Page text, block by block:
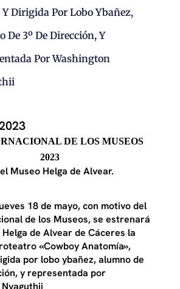
Dirigida Por Lobo Ybañez,
De 3º De Dirección, Y
Por Washington
DE LOS MUSEOS
2023
Museo Helga de Alvear.
18 de mayo, con motivo del
de los Museos, se estrenará
de Alvear de Cáceres la
«Cowboy Anatomía»,
por lobo ybañez, alumno de
y representada por